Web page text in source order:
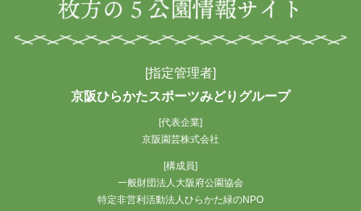
[指定管理者]
京阪ひらかたスポーツみどりグループ
[代表企業]
京阪園芸株式会社
[構成員]
一般財団法人大阪府公園協会
特定非営利活動法人ひらかた緑のNPO